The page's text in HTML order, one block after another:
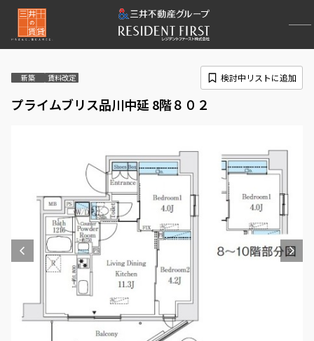
新築 賃料改定
プライムブリス品川中延 8階８０２
検討中リストに追加